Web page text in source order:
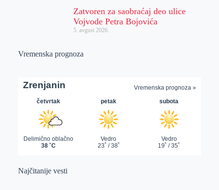
Zatvoren za saobraćaj deo ulice
Vojvode Petra Bojovića
5. avgust 2026.
Vremenska prognoza
Najčitanije vesti